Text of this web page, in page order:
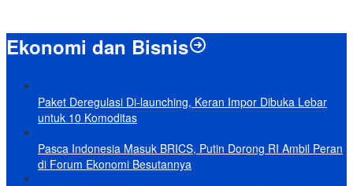
Ekonomi dan Bisnis
Paket Deregulasi Di-launching, Keran Impor Dibuka Lebar
untuk 10 Komoditas
Pasca Indonesia Masuk BRICS, Putin Dorong RI Ambil Peran
di Forum Ekonomi Besutannya